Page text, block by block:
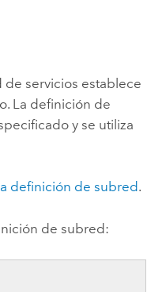
servicios establece
La definición de
y se utiliza
definición de subred.
de subred: